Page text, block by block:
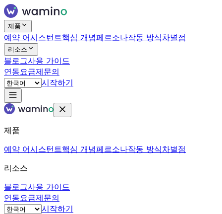
제품
예약 어시스턴트핵심 개념페르소나작동 방식차별점
리소스
블로그사용 가이드
연동요금제문의
시작하기
제품
예약 어시스턴트핵심 개념페르소나작동 방식차별점
리소스
블로그사용 가이드
연동요금제문의
시작하기